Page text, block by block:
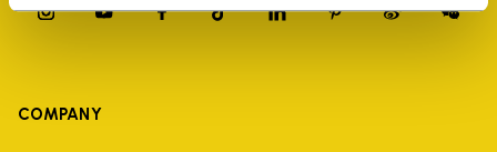
COMPANY